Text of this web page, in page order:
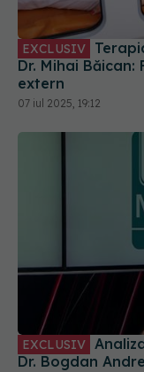
EXCLUSIV
Dr. Mihai Băican:
extern
07 iul 2025, 19:12
EXCLUSIV
Dr. Bogdan